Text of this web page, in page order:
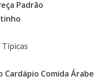
Padrão
Cardápio Comida Árabe